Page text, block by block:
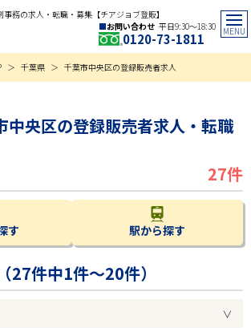
務の求人・転職・募集【チアジョブ登販】
お問い合わせ 平日9:30〜18:30
0120-73-1811
千葉県 千葉市中央区の登録販売者求人
中央区の登録販売者求人・転職
27件
す 駅から探す
27件中1件～20件）